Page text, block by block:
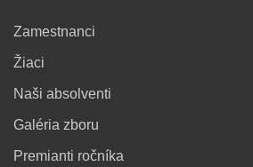
Zamestnanci
Žiaci
Naši absolventi
Galéria zboru
Premianti ročníka